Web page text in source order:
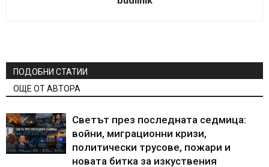
ПОДОБНИ СТАТИИ
ОЩЕ ОТ АВТОРА
Светът през последната седмица:
войни, миграционни кризи,
политически трусове, пожари и
новата битка за изкуствения